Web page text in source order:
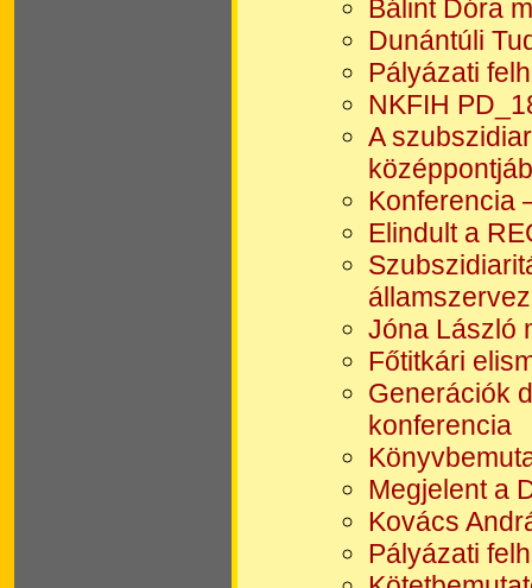
Bálint Dóra
Dunántúli
Pályázati
NKFIH
A
Konferencia
Elindult a
Jóna László
Főtitkári
Generációk
konferencia
Megjelent a
Kovács
Pályázati